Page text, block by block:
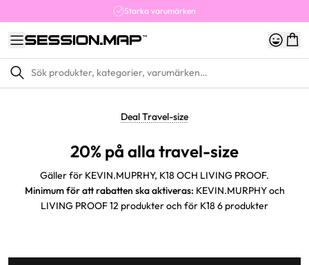
Starka varumärken
Deal Travel-size
20% på alla travel-size
Gäller för KEVIN.MUPRHY, K18 OCH LIVING PROOF.
Minimum för att rabatten ska aktiveras: KEVIN.MURPHY och
LIVING PROOF 12 produkter och för K18 6 produkter